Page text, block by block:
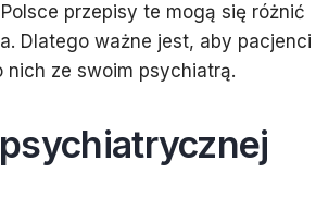
przepisy te mogą się różnić
Dlatego ważne jest, aby pacjenci
ze swoim psychiatrą.